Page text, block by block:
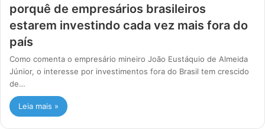
porquê de empresários brasileiros
estarem investindo cada vez mais fora do
país
Como comenta o empresário mineiro João Eustáquio de Almeida
Júnior, o interesse por investimentos fora do Brasil tem crescido
de…
Leia mais »